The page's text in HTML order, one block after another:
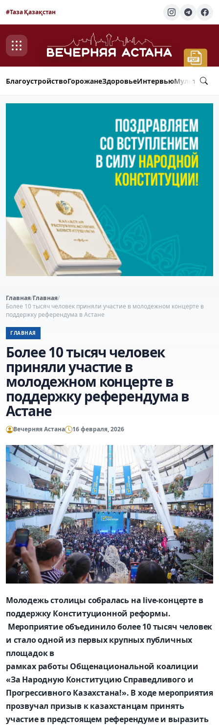
#Таза Қазақстан
БлагоустройствоГорожанеЗдоровьеИнтервью
Главная/Главная/
Более 10 тысяч человек приняли участие в молодежном концерте в
поддержку референдума в Астане
ГЛАВНАЯ
Более 10 тысяч человек
приняли участие в
молодежном концерте в
поддержку референдума в
Астане
Вечерняя Астана 16 февраля, 2026
Молодежь столицы собралась на live-концерте в
поддержку Конституционной реформы.
Мероприятие объединило более 10 тысяч человек
и стало одной из первых крупных публичных
площадок в
рамках работы Общенациональной коалиции
«За Народную Конституцию Справедливого и
Прогрессивного Казахстана!». В ходе мероприятия
прозвучал призыв к казахстанцам принять
участие в предстоящем референдуме и выразить